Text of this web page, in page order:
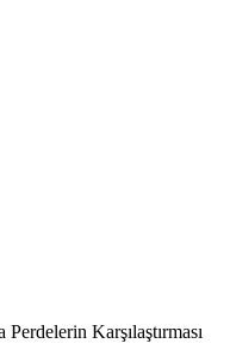
Karşılaştırması